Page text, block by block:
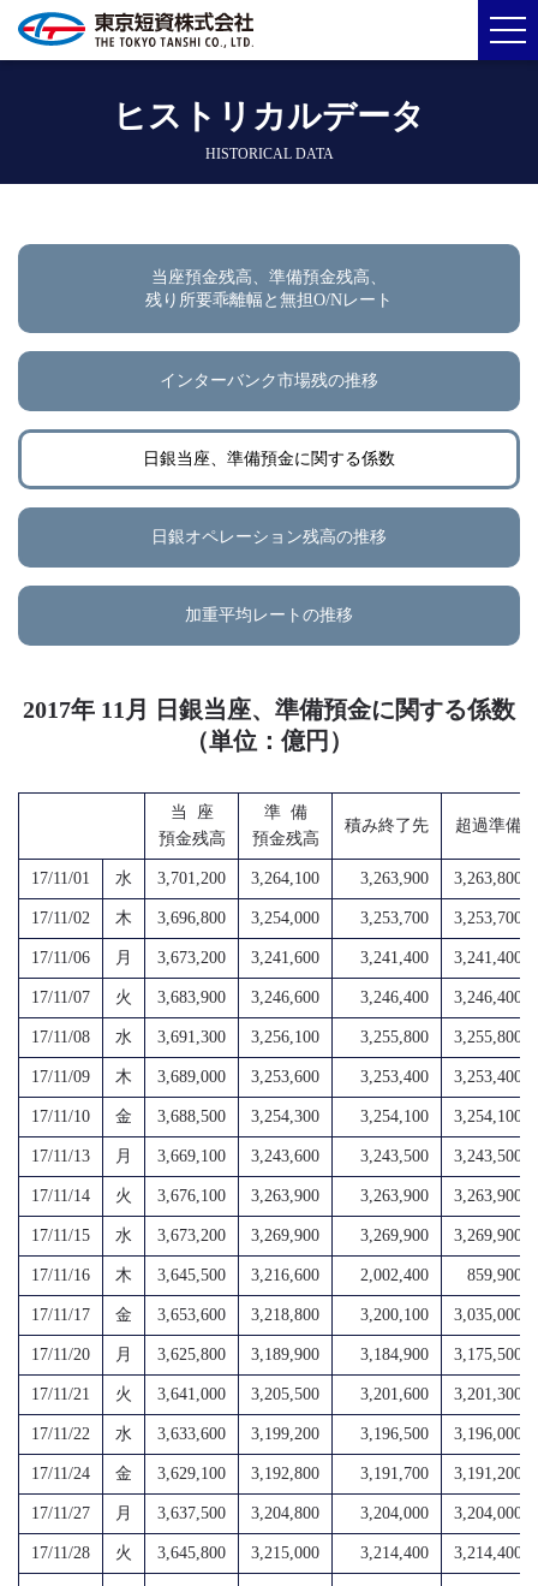
ヒストリカルデータ
HISTORICAL DATA
当座預金残高、準備預金残高、
残り所要乖離幅と無担O/Nレート
インターバンク市場残の推移
日銀当座、準備預金に関する係数
日銀オペレーション残高の推移
加重平均レートの推移
2017年 11月 日銀当座、準備預金に関する係数
（単位：億円）
当 座
預金残高
準 備
預金残高
積み終了先 超過準備
17/11/01 水 3,701,200 3,264,100 3,263,900 3,263,800
17/11/02 木 3,696,800 3,254,000 3,253,700 3,253,700
17/11/06 月 3,673,200 3,241,600 3,241,400 3,241,400
17/11/07 火 3,683,900 3,246,600 3,246,400 3,246,400
17/11/08 水 3,691,300 3,256,100 3,255,800 3,255,800
17/11/09 木 3,689,000 3,253,600 3,253,400 3,253,400
17/11/10 金 3,688,500 3,254,300 3,254,100 3,254,100
17/11/13 月 3,669,100 3,243,600 3,243,500 3,243,500
17/11/14 火 3,676,100 3,263,900 3,263,900 3,263,900
17/11/15 水 3,673,200 3,269,900 3,269,900 3,269,900
17/11/16 木 3,645,500 3,216,600 2,002,400 859,900
17/11/17 金 3,653,600 3,218,800 3,200,100 3,035,000
17/11/20 月 3,625,800 3,189,900 3,184,900 3,175,500
17/11/21 火 3,641,000 3,205,500 3,201,600 3,201,300
17/11/22 水 3,633,600 3,199,200 3,196,500 3,196,000
17/11/24 金 3,629,100 3,192,800 3,191,700 3,191,200
17/11/27 月 3,637,500 3,204,800 3,204,000 3,204,000
17/11/28 火 3,645,800 3,215,000 3,214,400 3,214,400